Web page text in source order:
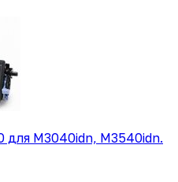
M3040idn, M3540idn.